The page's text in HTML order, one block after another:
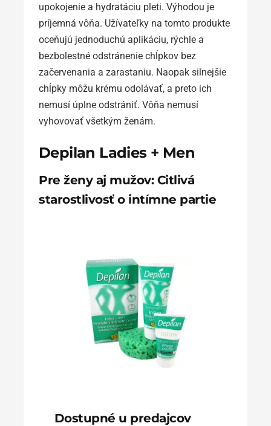
upokojenie a hydratáciu pleti. Výhodou je
príjemná vôňa. Užívateľky na tomto produkte
oceňujú jednoduchú aplikáciu, rýchle a
bezbolestné odstránenie chĺpkov bez
začervenania a zarastaniu. Naopak silnejšie
chĺpky môžu krému odolávať, a preto ich
nemusí úplne odstrániť. Vôňa nemusí
vyhovovať všetkým ženám.
Depilan Ladies + Men
Pre ženy aj mužov: Citlivá
starostlivosť o intímne partie
Dostupné u predajcov